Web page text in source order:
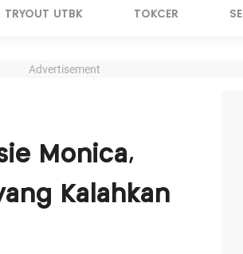
TRYOUT UTBK TOKCER
Advertisement
Monica,
Kalahkan